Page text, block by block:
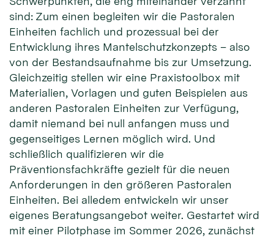
sind: Zum einen begleiten wir die Pastoralen
Einheiten fachlich und prozessual bei der
Entwicklung ihres Mantelschutzkonzepts – also
von der Bestandsaufnahme bis zur Umsetzung.
Gleichzeitig stellen wir eine Praxistoolbox mit
Materialien, Vorlagen und guten Beispielen aus
anderen Pastoralen Einheiten zur Verfügung,
damit niemand bei null anfangen muss und
gegenseitiges Lernen möglich wird. Und
schließlich qualifizieren wir die
Präventionsfachkräfte gezielt für die neuen
Anforderungen in den größeren Pastoralen
Einheiten. Bei alledem entwickeln wir unser
eigenes Beratungsangebot weiter. Gestartet wird
mit einer Pilotphase im Sommer 2026, zunächst